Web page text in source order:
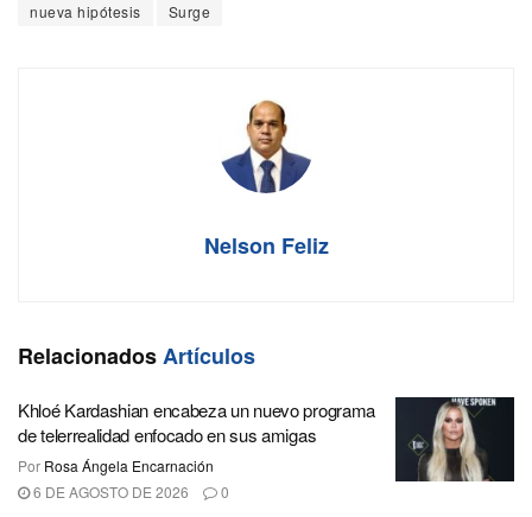
nueva hipótesis
Surge
Nelson Feliz
RelacionadosArtículos
Khloé Kardashian encabeza un nuevo programa
de telerrealidad enfocado en sus amigas
Por Rosa Ángela Encarnación
6 DE AGOSTO DE 2026
0